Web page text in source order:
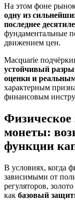
На этом фоне
одну из
последнее
фундаментальные
движением цен.
Macquarie
устойчивый
оценки и
характерным
финансовым
Физическое
монеты:
функции
В условиях, когда
зависимыми от
регуляторов,
как базовый